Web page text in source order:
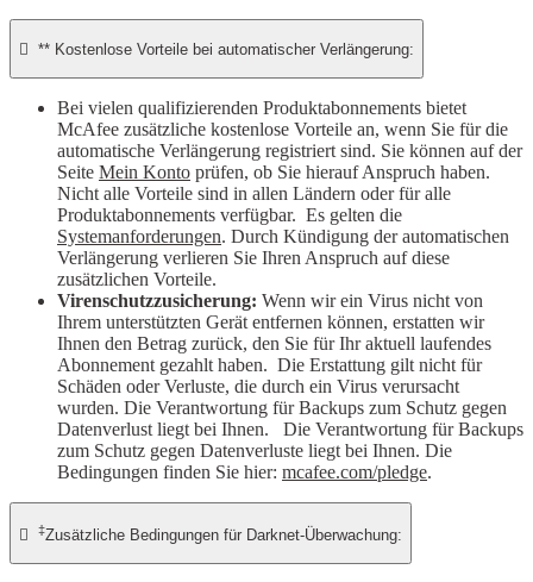
 ** Kostenlose Vorteile bei automatischer Verlängerung:
Bei vielen qualifizierenden Produktabonnements bietet
McAfee zusätzliche kostenlose Vorteile an, wenn Sie für die
automatische Verlängerung registriert sind. Sie können auf der
Seite Mein Konto prüfen, ob Sie hierauf Anspruch haben.
Nicht alle Vorteile sind in allen Ländern oder für alle
Produktabonnements verfügbar. Es gelten die
Systemanforderungen. Durch Kündigung der automatischen
Verlängerung verlieren Sie Ihren Anspruch auf diese
zusätzlichen Vorteile.
Virenschutzzusicherung: Wenn wir ein Virus nicht von
Ihrem unterstützten Gerät entfernen können, erstatten wir
Ihnen den Betrag zurück, den Sie für Ihr aktuell laufendes
Abonnement gezahlt haben. Die Erstattung gilt nicht für
Schäden oder Verluste, die durch ein Virus verursacht
wurden. Die Verantwortung für Backups zum Schutz gegen
Datenverlust liegt bei Ihnen. Die Verantwortung für Backups
zum Schutz gegen Datenverluste liegt bei Ihnen. Die
Bedingungen finden Sie hier: mcafee.com/pledge.
 ‡Zusätzliche Bedingungen für Darknet-Überwachung: